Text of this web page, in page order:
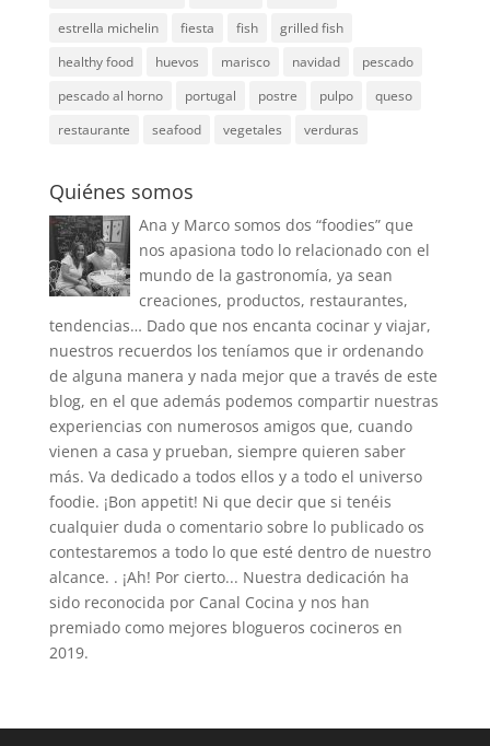
estrella michelin
fiesta fish
grilled fish
healthy food
huevos marisco navidad
pescado
pescado al horno
portugal postre pulpo
queso
restaurante
seafood vegetales verduras
Quiénes somos
Ana y Marco somos dos “foodies” que
nos apasiona todo lo relacionado con el
mundo de la gastronomía, ya sean
creaciones, productos, restaurantes,
tendencias… Dado que nos encanta cocinar y viajar,
nuestros recuerdos los teníamos que ir ordenando
de alguna manera y nada mejor que a través de este
blog, en el que además podemos compartir nuestras
experiencias con numerosos amigos que, cuando
vienen a casa y prueban, siempre quieren saber
más. Va dedicado a todos ellos y a todo el universo
foodie. ¡Bon appetit! Ni que decir que si tenéis
cualquier duda o comentario sobre lo publicado os
contestaremos a todo lo que esté dentro de nuestro
alcance. . ¡Ah! Por cierto... Nuestra dedicación ha
sido reconocida por Canal Cocina y nos han
premiado como mejores blogueros cocineros en
2019.